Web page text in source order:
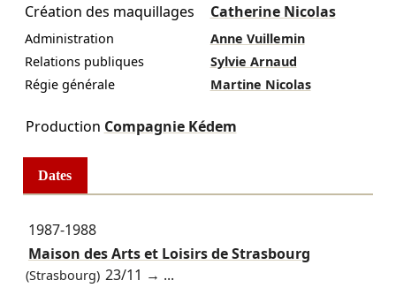
Création des maquillages
Catherine Nicolas
Administration
Anne Vuillemin
Relations publiques
Sylvie Arnaud
Régie générale
Martine Nicolas
Production Compagnie Kédem
Dates
1987-1988
Maison des Arts et Loisirs de Strasbourg
(Strasbourg) 23/11 → ...